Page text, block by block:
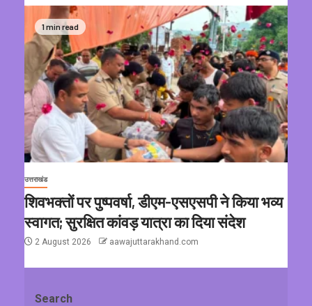
1 min read
उत्तराखंड
शिवभक्तों पर पुष्पवर्षा, डीएम-एसएसपी ने किया भव्य
स्वागत; सुरक्षित कांवड़ यात्रा का दिया संदेश
2 August 2026 aawajuttarakhand.com
Search